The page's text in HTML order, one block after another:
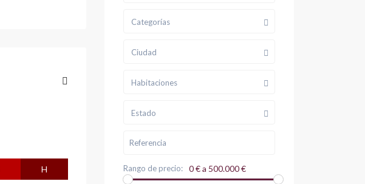
H
Categorías
Ciudad
Habitaciones
Estado
Rango de precio: 0 € a 500.000 €